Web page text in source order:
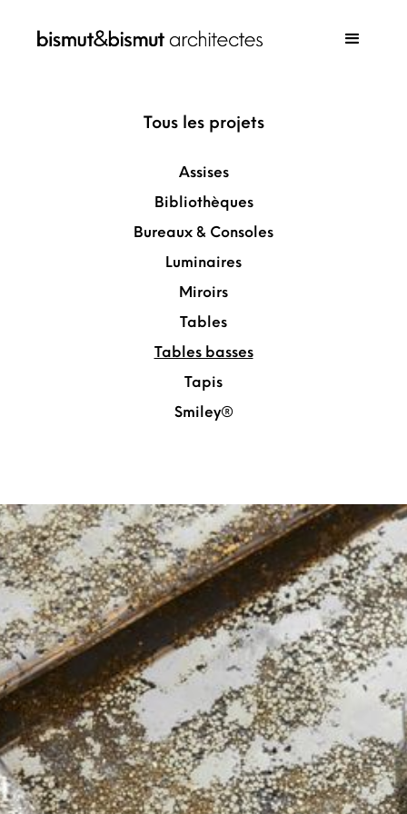
Tous les projets
Assises
Bibliothèques
Bureaux & Consoles
Luminaires
Miroirs
Tables
Tables basses
Tapis
Smiley®